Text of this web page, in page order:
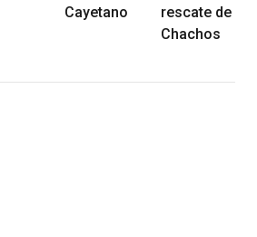
Cayetano
rescate de
Chachos